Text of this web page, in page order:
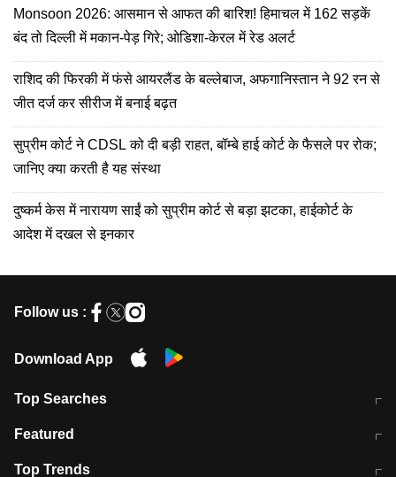
Monsoon 2026: आसमान से आफत की बारिश! हिमाचल में 162 सड़कें
बंद तो दिल्ली में मकान-पेड़ गिरे; ओडिशा-केरल में रेड अलर्ट
राशिद की फिरकी में फंसे आयरलैंड के बल्लेबाज, अफगानिस्तान ने 92 रन से
जीत दर्ज कर सीरीज में बनाई बढ़त
सुप्रीम कोर्ट ने CDSL को दी बड़ी राहत, बॉम्बे हाई कोर्ट के फैसले पर रोक;
जानिए क्या करती है यह संस्था
दुष्कर्म केस में नारायण साईं को सुप्रीम कोर्ट से बड़ा झटका, हाईकोर्ट के
आदेश में दखल से इनकार
Follow us :
Download App
Top Searches
मुंबई में लगे 'जेन जी' के पोस्टर, लिखा- 'मैं
Featured
10 अगस्त को विधानसभा का घेराव करेंगे
Top Trends